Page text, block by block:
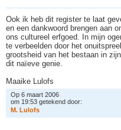
Ook ik heb dit register te laat
en een dankwoord brengen aan
ons cultureel erfgoed. In mijn
te verbeelden door het
grootsheid van het bestaan in
dit naïeve genie.
Maaike Lulofs
Op 6 maart 2006
om 19:53 getekend door:
M. Lulofs